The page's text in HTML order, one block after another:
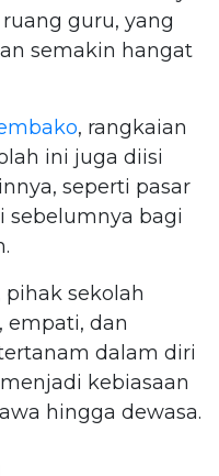
guru, yang
semakin hangat
, rangkaian
ini juga diisi
seperti pasar
sebelumnya bagi
sekolah
empati, dan
dalam diri
kebiasaan
hingga dewasa.